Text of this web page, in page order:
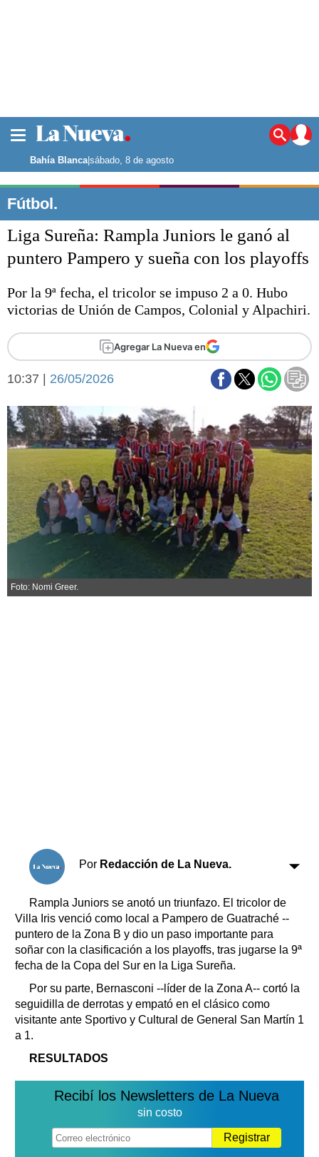
Noticias
La ciudad
Punta Alta
El mundo
Seguridad
Deportes
Escenario Olímpico
Liga del Sur
Fútbol
Economía y campo
Economía y finanzas
Con el campo
Espacio empresas
Sociedad y tiempo
libre
Sociedad
Tecnología
Turismo
Salud
El tiempo
Bahía Blanca|sábado, 8 de agosto
Fútbol.
Liga Sureña: Rampla Juniors le ganó al
puntero Pampero y sueña con los playoffs
Por la 9ª fecha, el tricolor se impuso 2 a 0. Hubo
victorias de Unión de Campos, Colonial y Alpachiri.
Agregar La Nueva en
10:37 | 26/05/2026
Foto: Nomi Greer.
Por Redacción de La Nueva.
Rampla Juniors se anotó un triunfazo. El tricolor de
Villa Iris venció como local a Pampero de Guatraché --
puntero de la Zona B y dio un paso importante para
soñar con la clasificación a los playoffs, tras jugarse la 9ª
fecha de la Copa del Sur en la Liga Sureña.
Por su parte, Bernasconi --líder de la Zona A-- cortó la
seguidilla de derrotas y empató en el clásico como
visitante ante Sportivo y Cultural de General San Martín 1
a 1.
RESULTADOS
Recibí los Newsletters de La Nueva
sin costo
Registrar